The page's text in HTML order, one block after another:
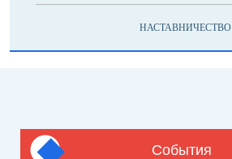
НАСТАВНИЧЕСТВО
События